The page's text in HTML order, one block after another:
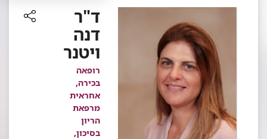
תפריט
ד"ר
דנה
ויטנר
רופאה
בכירה,
אחראית
מרפאת
הריון
בסיכון,